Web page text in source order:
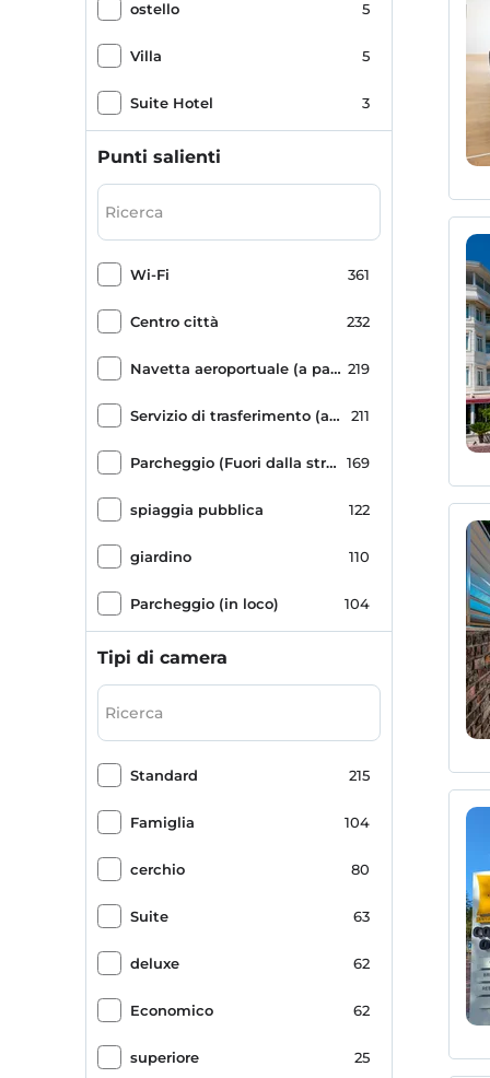
ostello 5
Villa 5
Suite Hotel 3
Residenza
Pensione 1
Punti salienti
Wi-Fi 361
Centro città 232
Navetta aeroportuale (a pagamento) 219
Servizio di trasferimento (a pagamento) 211
Parcheggio (Fuori dalla struttura) 169
spiaggia pubblica 122
giardino 110
Parcheggio (in loco) 104
piscina all'aperto
Fotocopia 96
Tipi di camera
Standard 215
Famiglia 104
cerchio 80
Suite 63
deluxe 62
Economico 62
superiore 25